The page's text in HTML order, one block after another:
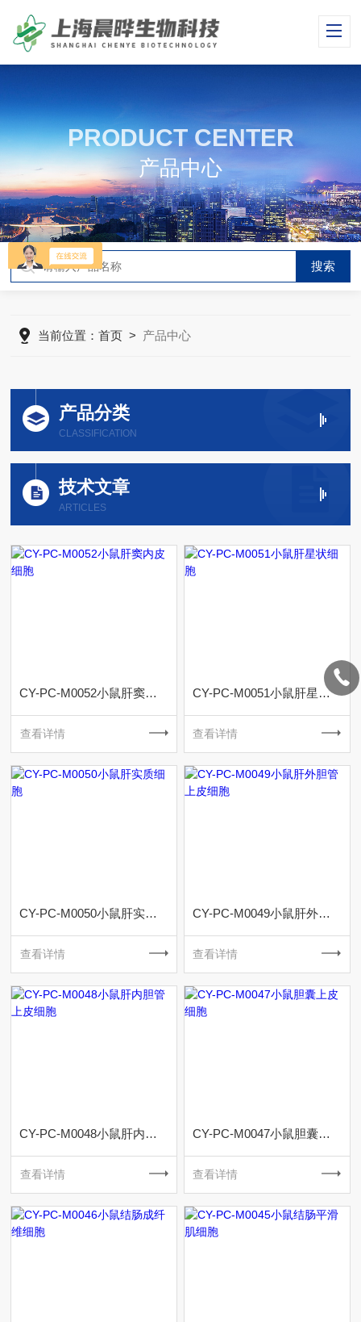
PRODUCT CENTER
产品中心
当前位置：首页 > 产品中心
产品分类
CLASSIFICATION
技术文章
ARTICLES
CY-PC-M0052小鼠肝窦内皮细胞
查看详情
CY-PC-M0051小鼠肝星状细胞
查看详情
CY-PC-M0050小鼠肝实质细胞
查看详情
CY-PC-M0049小鼠肝外胆管上皮细胞
查看详情
CY-PC-M0048小鼠肝内胆管上皮细胞
查看详情
CY-PC-M0047小鼠胆囊上皮细胞
查看详情